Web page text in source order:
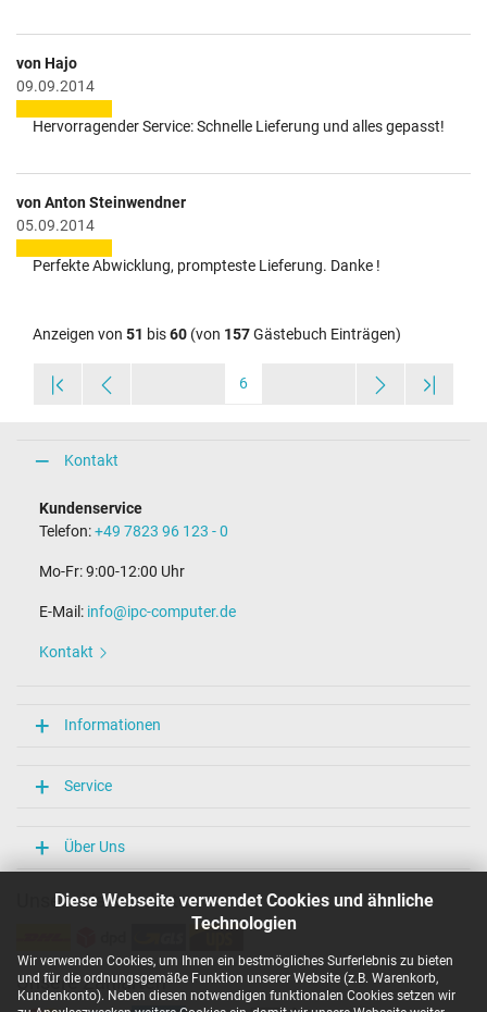
Diese Webseite verwendet Cookies und ähnliche
Technologien
Wir verwenden Cookies, um Ihnen ein bestmögliches Surferlebnis zu bieten
und für die ordnungsgemäße Funktion unserer Website (z.B. Warenkorb,
Kundenkonto). Neben diesen notwendigen funktionalen Cookies setzen wir
von Hajo
09.09.2014
Hervorragender Service: Schnelle Lieferung und alles gepasst!
von Anton Steinwendner
05.09.2014
Perfekte Abwicklung, prompteste Lieferung. Danke !
Anzeigen von 51 bis60 (von 157Gästebuch Einträgen)
6
Kontakt
Kundenservice
Telefon:+49 7823 96 123 - 0
Mo-Fr: 9:00-12:00 Uhr
E-Mail: info@ipc-computer.de
Kontakt
Informationen
Service
Über Uns
Unsere Versandarten
Unsere Zahlarten